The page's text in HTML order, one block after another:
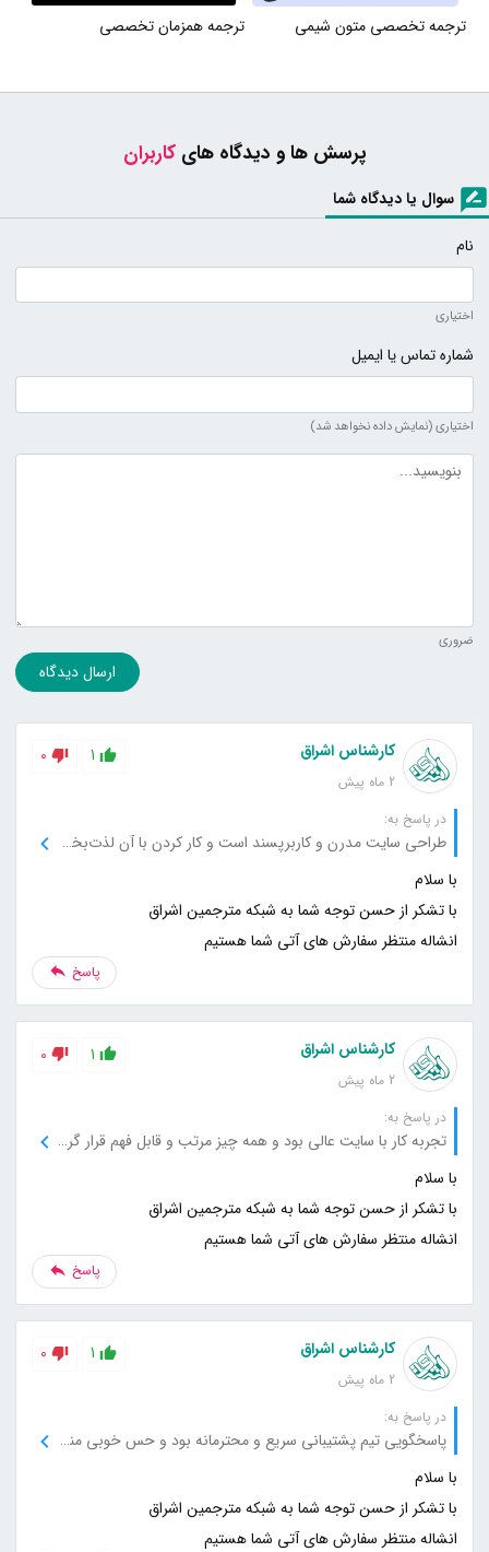
ترجمه تخصصی متون شیمی ترجمه همزمان تخصصی
پرسش ها و دیدگاه هایکاربران
سوال یا دیدگاه شما
نام
اختیاری
شماره تماس یا ایمیل
اختیاری (نمایش داده نخواهد شد)
متن دیدگاه
ضروری
ارسال دیدگاه
کارشناس اشراق
2 ماه پیش
1
0
در پاسخ به:
طراحی سایت مدرن و کاربرپسند است و کار کردن با آن لذت‌بخش بود.
انشاله منتظر سفارش های آتی شما هستیم
پاسخ
کارشناس اشراق
2 ماه پیش
1
0
در پاسخ به:
تجربه کار با سایت عالی بود و همه چیز مرتب و قابل فهم قرار گرفته است.
انشاله منتظر سفارش های آتی شما هستیم
پاسخ
کارشناس اشراق
2 ماه پیش
1
0
در پاسخ به:
پاسخگویی تیم پشتیبانی سریع و محترمانه بود و حس خوبی منتقل می‌کرد.
انشاله منتظر سفارش های آتی شما هستیم